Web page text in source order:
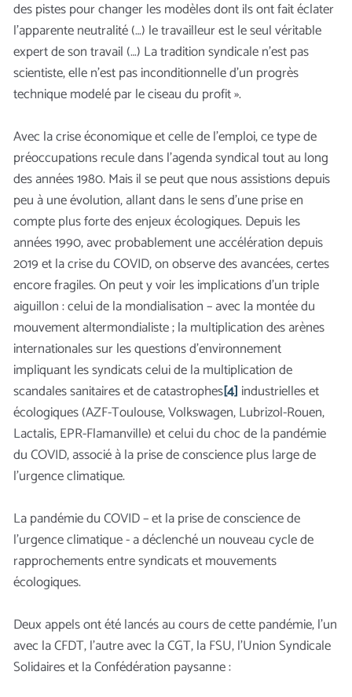
des pistes pour changer les modèles dont ils ont fait éclater
l’apparente neutralité (…) le travailleur est le seul véritable
expert de son travail (…) La tradition syndicale n’est pas
scientiste, elle n’est pas inconditionnelle d’un progrès
technique modelé par le ciseau du profit ».
Avec la crise économique et celle de l’emploi, ce type de
préoccupations recule dans l’agenda syndical tout au long
des années 1980. Mais il se peut que nous assistions depuis
peu à une évolution, allant dans le sens d’une prise en
compte plus forte des enjeux écologiques. Depuis les
années 1990, avec probablement une accélération depuis
2019 et la crise du COVID, on observe desavancées, certes
encore fragiles. On peut y voir les implications d’un triple
aiguillon : celui de la mondialisation – avec la montée du
mouvement altermondialiste ; la multiplication des arènes
internationales sur les questions d’environnement
impliquant les syndicats celui de la multiplication de
scandales sanitaires et de catastrophes[4] industrielles et
écologiques (AZF-Toulouse, Volkswagen, Lubrizol-Rouen,
Lactalis, EPR-Flamanville) et celui du choc de la pandémie
du COVID, associé à la prise de conscience plus large de
l’urgence climatique.
La pandémie du COVID – et la prise de conscience de
l’urgence climatique - a déclenché un nouveau cycle de
rapprochements entre syndicats et mouvements
écologiques.
Deux appels ont été lancés au cours de cette pandémie, l’un
avec la CFDT, l’autre avec la CGT, la FSU, l’Union Syndicale
Solidaires et la Confédération paysanne :